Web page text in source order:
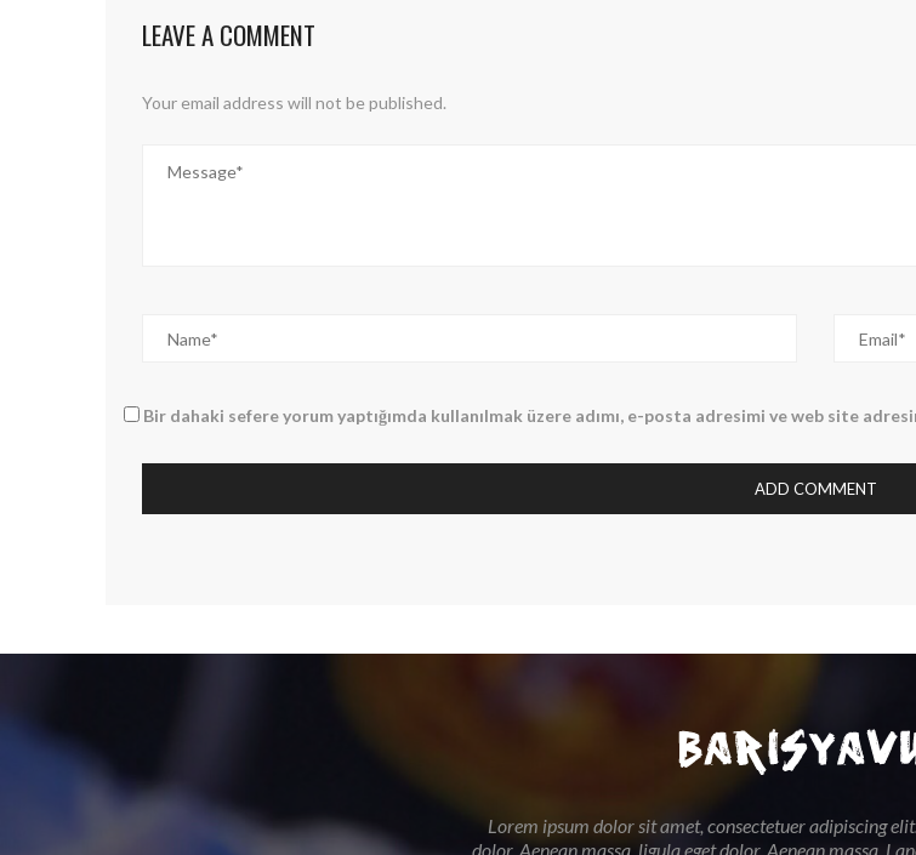
LEAVE A COMMENT
Your email address will not be published.
Bir dahaki sefere yorum yaptığımda kullanılmak üzere adımı, e-posta adresimi ve web site
Lorem ipsum dolor sit amet, consectetuer adipiscing
dolor. Aenean massa. ligula eget dolor. Aenean massa.